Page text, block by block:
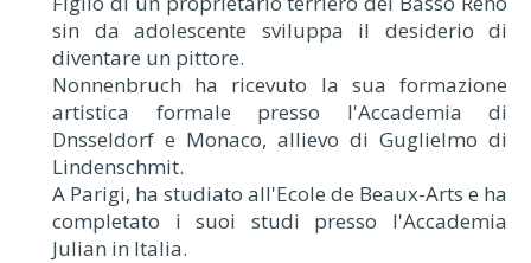
sin da adolescente sviluppa il desiderio di
diventare un pittore.
Nonnenbruch ha ricevuto la sua formazione
artistica formale presso l'Accademia di
Dnsseldorf e Monaco, allievo di Guglielmo di
Lindenschmit.
A Parigi, ha studiato all'Ecole de Beaux-Arts e ha
completato i suoi studi presso l'Accademia
Julian in Italia.